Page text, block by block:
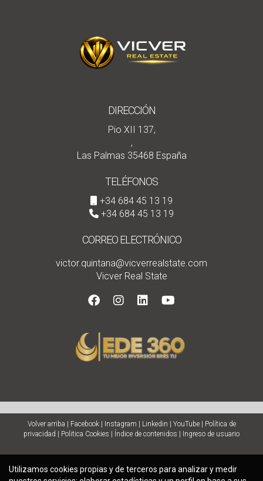
DIRECCIÓN
Pio XII 137,
,
Las Palmas 35468 España
TELÉFONOS
+34 684 45 13 19
+34 684 45 13 19
CORREO ELECTRÓNICO
victor.quintana@vicverrealstate.com
Vicver Real State
Volver arriba Facebook| Instagram Linkedin YouTube|
Política de
privacidad
Politica Cookies Índice de contenidos Ingreso de usuario
Utilizamos cookies propias y de terceros para analizar y medir